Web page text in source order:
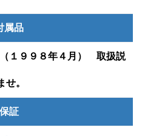
属品
１９９８年４月） 取扱説
。
保証